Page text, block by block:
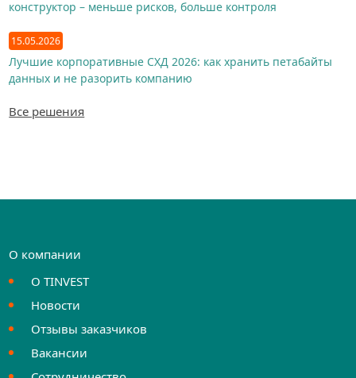
конструктор – меньше рисков, больше контроля
15.05.2026
Лучшие корпоративные СХД 2026: как хранить петабайты
данных и не разорить компанию
Все решения
О компании
О TINVEST
Новости
Отзывы заказчиков
Вакансии